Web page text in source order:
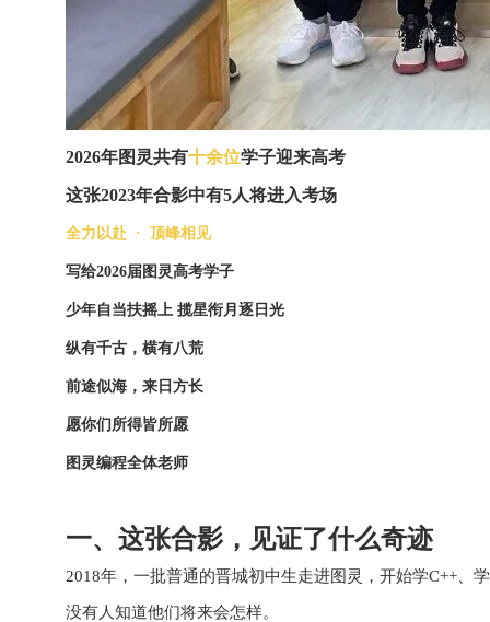
2026年图灵共有十余位学子迎来高考
这张2023年合影中有5人将进入考场
全力以赴 · 顶峰相见
写给2026届图灵高考学子
少年自当扶摇上 揽星衔月逐日光
纵有千古，横有八荒
前途似海，来日方长
愿你们所得皆所愿
图灵编程全体老师
一、这张合影，见证了什么奇迹
2018年，一批普通的晋城初中生走进图灵，开始学C++、
没有人知道他们将来会怎样。